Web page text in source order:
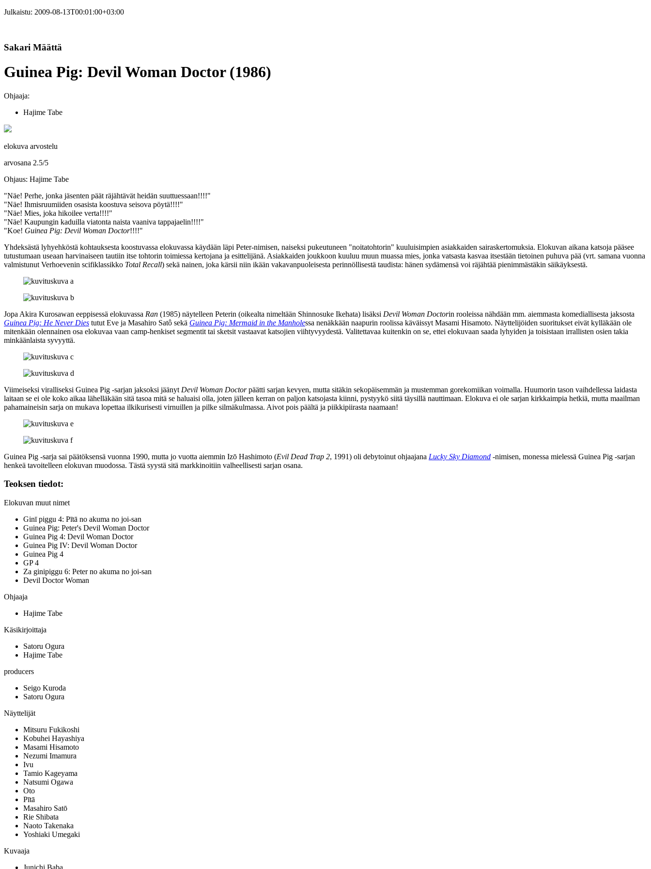
Julkaistu: 2009-08-13T00:01:00+03:00
Sakari Määttä
Guinea Pig: Devil Woman Doctor (1986)
Ohjaaja:
Hajime Tabe
elokuva arvostelu
arvosana 2.5/5
Ohjaus: Hajime Tabe
"Näe! Perhe, jonka jäsenten päät räjähtävät heidän suuttuessaan!!!!"
"Näe! Ihmisruumiiden osasista koostuva seisova pöytä!!!!"
"Näe! Mies, joka hikoilee verta!!!!"
"Näe! Kaupungin kaduilla viatonta naista vaaniva tappajaelin!!!!"
"Koe! Guinea Pig: Devil Woman Doctor!!!!"
Yhdeksästä lyhyehköstä kohtauksesta koostuvassa elokuvassa käydään läpi Peter‑nimisen, naiseksi pukeutuneen "noitatohtorin" kuuluisimpien asiakkaiden sairaskertomuksia. Elokuvan aikana katsoja pääsee
tutustumaan useaan harvinaiseen tautiin itse tohtorin toimiessa kertojana ja esittelijänä. Asiakkaiden joukkoon kuuluu muun muassa mies, jonka vatsasta kasvaa itsestään tietoinen puhuva pää (vrt. samana vuonna
valmistunut Verhoevenin scifiklassikko Total Recall) sekä nainen, joka kärsii niin ikään vakavanpuoleisesta perinnöllisestä taudista: hänen sydämensä voi räjähtää pienimmästäkin säikäyksestä.
Jopa Akira Kurosawan eeppisessä elokuvassa Ran (1985) näytelleen Peterin (oikealta nimeltään Shinnosuke Ikehata) lisäksi Devil Woman Doctorin rooleissa nähdään mm. aiemmasta komediallisesta jaksosta
Guinea Pig: He Never Dies tutut Eve ja Masahiro Satô sekä Guinea Pig: Mermaid in the Manholessa nenäkkään naapurin roolissa käväissyt Masami Hisamoto. Näyttelijöiden suoritukset eivät kylläkään ole
mitenkään olennainen osa elokuvaa vaan camp-henkiset segmentit tai sketsit vastaavat katsojien viihtyvyydestä. Valitettavaa kuitenkin on se, ettei elokuvaan saada lyhyiden ja toisistaan irrallisten osien takia
minkäänlaista syvyyttä.
Viimeiseksi viralliseksi Guinea Pig ‑sarjan jaksoksi jäänyt Devil Woman Doctorpäätti sarjan kevyen, mutta sitäkin sekopäisemmän ja mustemman gorekomiikan voimalla. Huumorin tason vaihdellessa laidasta
laitaan se ei ole koko aikaa lähelläkään sitä tasoa mitä se haluaisi olla, joten jälleen kerran on paljon katsojasta kiinni, pystyykö siitä täysillä nauttimaan. Elokuva ei ole sarjan kirkkaimpia hetkiä, mutta maailman
pahamaineisin sarja on mukava lopettaa ilkikurisesti virnuillen ja pilke silmäkulmassa. Aivot pois päältä ja piikkipiirasta naamaan!
Guinea Pig ‑sarja sai päätöksensä vuonna 1990, mutta jo vuotta aiemmin Izō Hashimoto (Evil Dead Trap 2, 1991) oli debytoinut ohjaajana Lucky Sky Diamond ‑nimisen, monessa mielessä Guinea Pig ‑sarjan
henkeä tavoitelleen elokuvan muodossa. Tästä syystä sitä markkinoitiin valheellisesti sarjan osana.
Teoksen tiedot:
Elokuvan muut nimet
Ginī piggu 4: Pītā no akuma no joi-san
Guinea Pig: Peter's Devil Woman Doctor
Guinea Pig 4: Devil Woman Doctor
Guinea Pig IV: Devil Woman Doctor
Guinea Pig 4
GP 4
Za ginipiggu 6: Peter no akuma no joi-san
Devil Doctor Woman
Ohjaaja
Hajime Tabe
Käsikirjoittaja
Satoru Ogura
Hajime Tabe
producers
Seigo Kuroda
Satoru Ogura
Näyttelijät
Mitsuru Fukikoshi
Kobuhei Hayashiya
Masami Hisamoto
Nezumi Imamura
Ivu
Tamio Kageyama
Natsumi Ogawa
Oto
Pītā
Masahiro Satō
Rie Shibata
Naoto Takenaka
Yoshiaki Umegaki
Kuvaaja
Junichi Baba